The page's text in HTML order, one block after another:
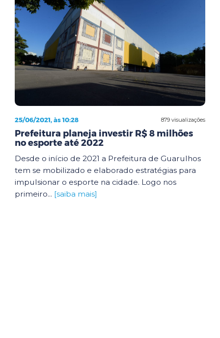
879 visualizações
25/06/2021, às 10:28
Prefeitura planeja investir R$ 8 milhões
no esporte até 2022
Desde o início de 2021 a Prefeitura de Guarulhos
tem se mobilizado e elaborado estratégias para
impulsionar o esporte na cidade. Logo nos
primeiro... [saiba mais]